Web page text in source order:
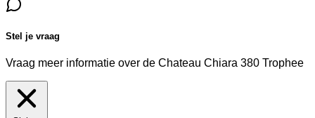
Stel je vraag
Vraag meer informatie over de Chateau Chiara 380 Trophee